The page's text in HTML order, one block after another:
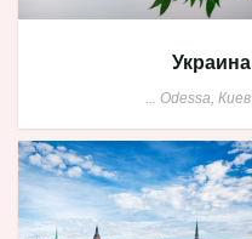
Украина
Odessa, Киев
...